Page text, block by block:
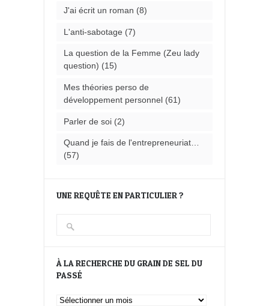
J'ai écrit un roman (8)
L'anti-sabotage (7)
La question de la Femme (Zeu lady
question) (15)
Mes théories perso de
développement personnel(61)
Parler de soi(2)
Quand je fais de l'entrepreneuriat…
(57)
UNE REQUÊTE EN PARTICULIER ?
À LA RECHERCHE DU GRAIN DE SEL DU
PASSÉ
À